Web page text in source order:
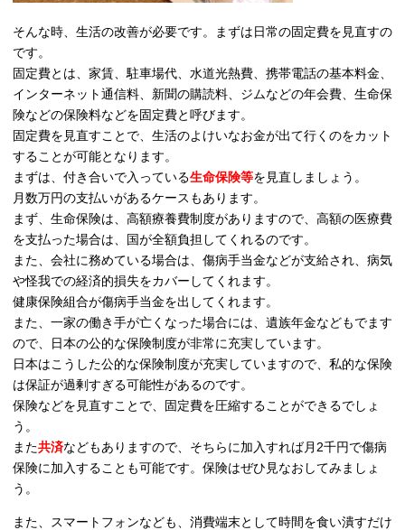
そんな時、生活の改善が必要です。まずは日常の固定費を見直すの
です。
固定費とは、家賃、駐車場代、水道光熱費、携帯電話の基本料金、
インターネット通信料、新聞の購読料、ジムなどの年会費、生命保
険などの保険料などを固定費と呼びます。
固定費を見直すことで、生活のよけいなお金が出て行くのをカット
することが可能となります。
まずは、付き合いで入っている生命保険等を見直しましょう。
月数万円の支払いがあるケースもあります。
まず、生命保険は、高額療養費制度がありますので、高額の医療費
を支払った場合は、国が全額負担してくれるのです。
また、会社に務めている場合は、傷病手当金などが支給され、病気
や怪我での経済的損失をカバーしてくれます。
健康保険組合が傷病手当金を出してくれます。
また、一家の働き手が亡くなった場合には、遺族年金などもでます
ので、日本の公的な保険制度が非常に充実しています。
日本はこうした公的な保険制度が充実していますので、私的な保険
は保証が過剰すぎる可能性があるのです。
保険などを見直すことで、固定費を圧縮することができるでしょ
う。
また共済などもありますので、そちらに加入すれば月2千円で傷病
保険に加入することも可能です。保険はぜひ見なおしてみましょ
う。
また、スマートフォンなども、消費端末として時間を食い潰すだけ